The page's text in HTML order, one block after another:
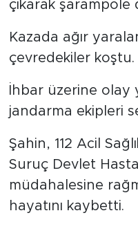
çıkarak şarampole
Kazada ağır
çevredekiler koştu.
İhbar üzerine olay
jandarma ekipleri
Şahin, 112 Acil
Suruç Devlet
müdahalesine
hayatını kaybetti.